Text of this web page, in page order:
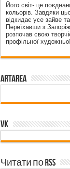
Його світ- це
кольорів. Завдяки
відкидає усе зайве
Переїхавши з
розпочав свою
профільної
ArtArea
VK
Читати по RSS